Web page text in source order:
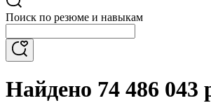
Поиск по резюме и навыкам
Найдено 74 486 043